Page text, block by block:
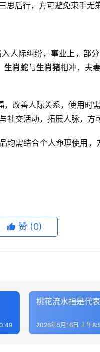
思后行，方可避免束手无
人际纠纷，事业上，部
生肖蛇与生肖猪相冲，夫
改善人际关系，使用时
社交活动，拓展人脉，方
均需结合个人命理使用
赞 (0)
桃花流水指是代
2026年5月16日 上午